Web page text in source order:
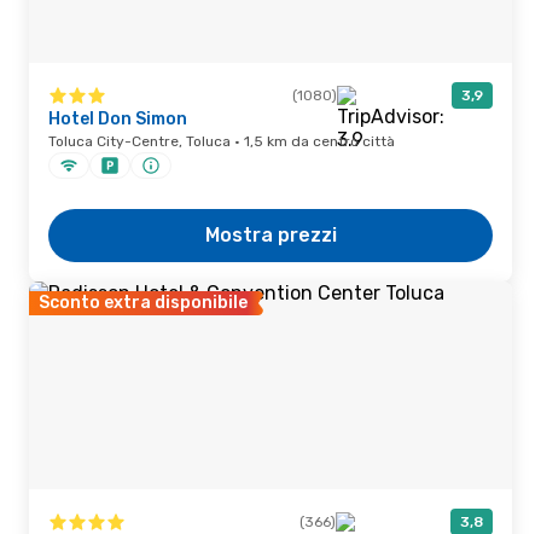
(1080) 3,9
Hotel Don Simon
Toluca City-Centre, Toluca · 1,5 km da centro città
Mostra prezzi
Sconto extra disponibile
(366) 3,8